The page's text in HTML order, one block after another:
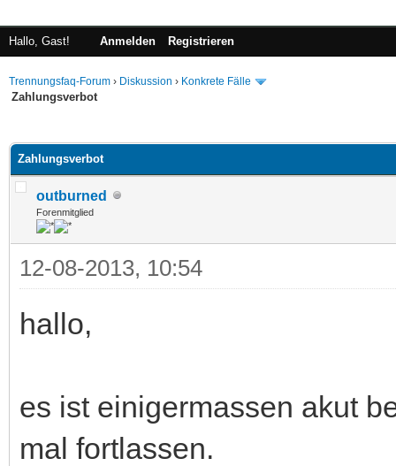
Hallo, Gast! Anmelden Registrieren
Trennungsfaq-Forum › Diskussion › Konkrete Fälle
Zahlungsverbot
Zahlungsverbot
outburned
Forenmitglied
12-08-2013, 10:54
hallo,
es ist einigermassen akut
mal fortlassen.